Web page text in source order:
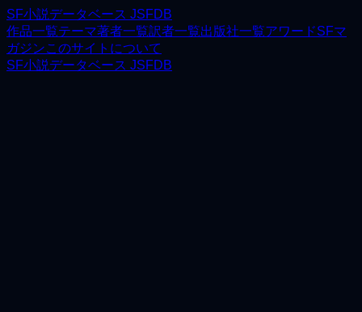
SF小説データベース JSFDB
作品一覧テーマ著者一覧訳者一覧出版社一覧アワードSFマ
ガジンこのサイトについて
SF小説データベース JSFDB